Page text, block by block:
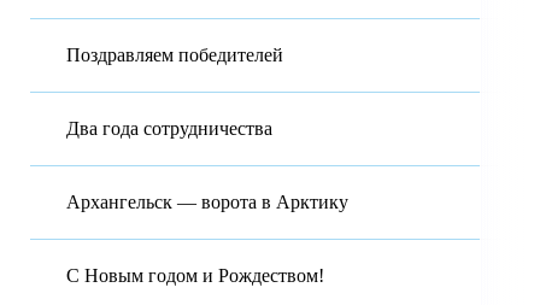
Поздравляем победителей
Два года сотрудничества
Архангельск — ворота в Арктику
С Новым годом и Рождеством!